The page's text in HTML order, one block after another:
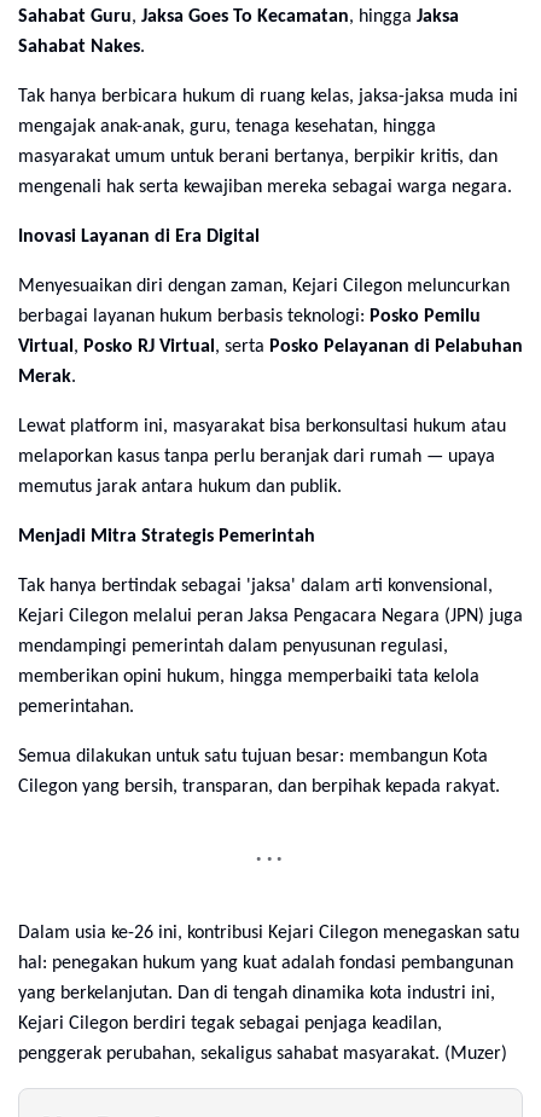
Sahabat Guru, Jaksa Goes To Kecamatan, hingga Jaksa
Sahabat Nakes.
Tak hanya berbicara hukum di ruang kelas, jaksa-jaksa muda ini
mengajak anak-anak, guru, tenaga kesehatan, hingga
masyarakat umum untuk berani bertanya, berpikir kritis, dan
mengenali hak serta kewajiban mereka sebagai warga negara.
Inovasi Layanan di Era Digital
Menyesuaikan diri dengan zaman, Kejari Cilegon meluncurkan
berbagai layanan hukum berbasis teknologi: Posko Pemilu
Virtual , Posko RJ Virtual , serta Posko Pelayanan di Pelabuhan
Merak.
Lewat platform ini, masyarakat bisa berkonsultasi hukum atau
melaporkan kasus tanpa perlu beranjak dari rumah — upaya
memutus jarak antara hukum dan publik.
Menjadi Mitra Strategis Pemerintah
Tak hanya bertindak sebagai 'jaksa' dalam arti konvensional,
Kejari Cilegon melalui peran Jaksa Pengacara Negara (JPN) juga
mendampingi pemerintah dalam penyusunan regulasi,
memberikan opini hukum, hingga memperbaiki tata kelola
pemerintahan.
Semua dilakukan untuk satu tujuan besar: membangun Kota
Cilegon yang bersih, transparan, dan berpihak kepada rakyat.
Dalam usia ke-26 ini, kontribusi Kejari Cilegon menegaskan satu
hal: penegakan hukum yang kuat adalah fondasi pembangunan
yang berkelanjutan. Dan di tengah dinamika kota industri ini,
Kejari Cilegon berdiri tegak sebagai penjaga keadilan,
penggerak perubahan, sekaligus sahabat masyarakat. (Muzer)